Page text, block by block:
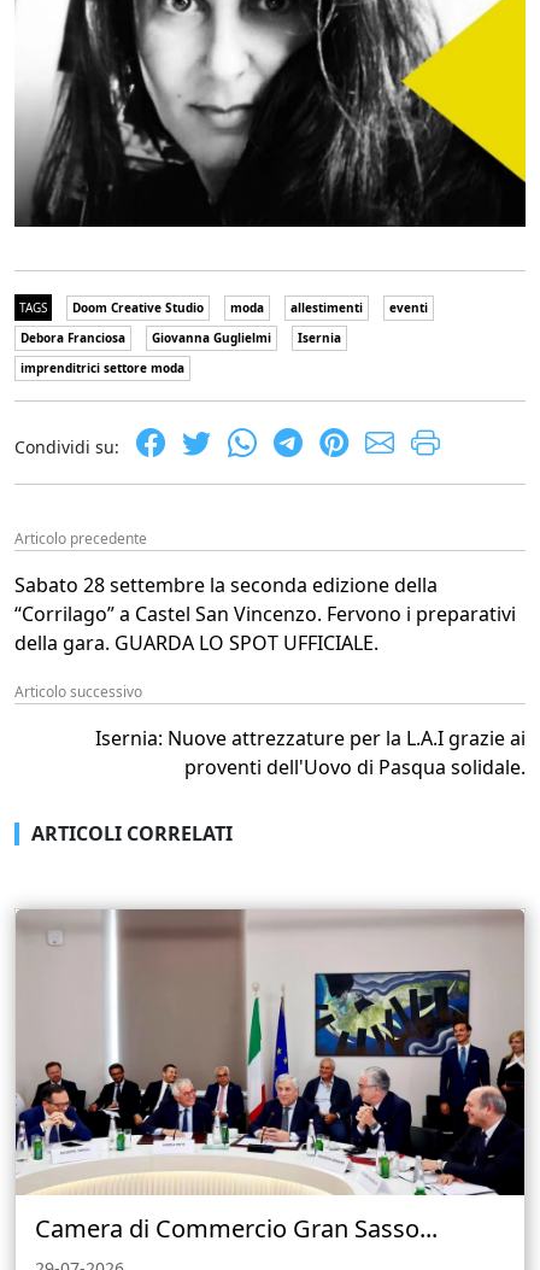
TAGS Doom Creative Studio moda allestimenti
eventi
Debora Franciosa
Giovanna Guglielmi
Isernia
imprenditrici settore moda
Condividi su:
Articolo precedente
Sabato 28 settembre la seconda edizione della
“Corrilago” a Castel San Vincenzo. Fervono i preparativi
della gara. GUARDA LO SPOT UFFICIALE.
Articolo successivo
Isernia: Nuove attrezzature per la L.A.I grazie ai
proventi dell'Uovo di Pasqua solidale.
ARTICOLI CORRELATI
Camera di Commercio Gran Sasso...